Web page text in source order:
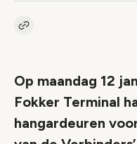
Kopieer link naar artikel
Op maandag 12
Fokker Terminal
hangardeuren